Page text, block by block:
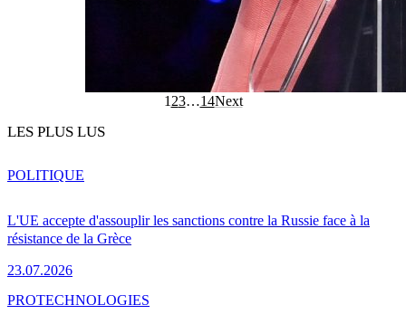
1 23…14Next
LES PLUS LUS
L'UE accepte d'assouplir les sanctions contre la Russie face à la
résistance de la Grèce
23.07.2026
POLITIQUE
PROTECHNOLOGIES